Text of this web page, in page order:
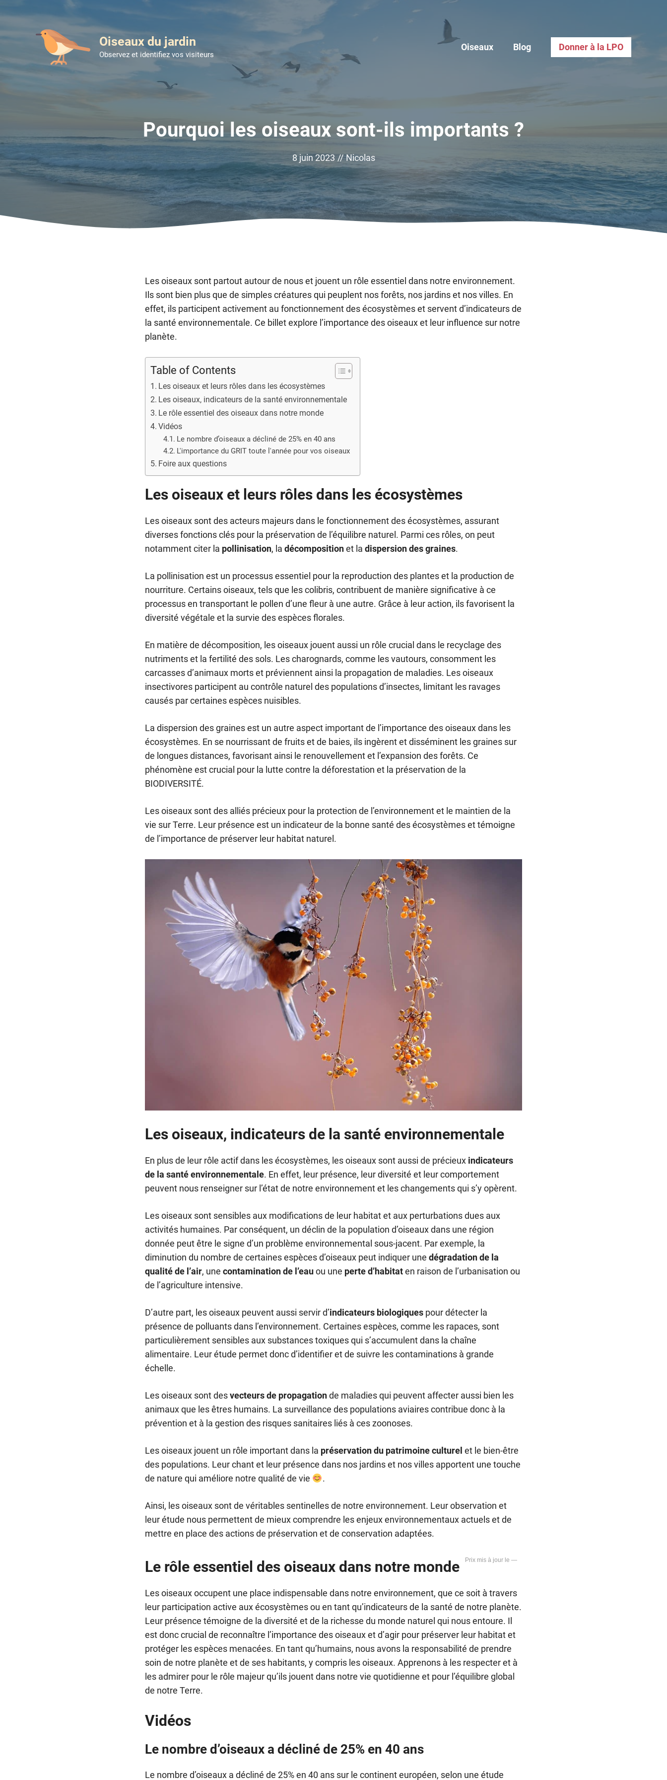
contenu
Oiseaux du jardin
Observez et identifiez vos visiteurs
Oiseaux Blog Donner à la LPO
Pourquoi les oiseaux sont-ils importants ?
8 juin 2023 // Nicolas
Les oiseaux sont partout autour de nous et jouent un rôle essentiel dans notre environnement.
Ils sont bien plus que de simples créatures qui peuplent nos forêts, nos jardins et nos villes. En
effet, ils participent activement au fonctionnement des écosystèmes et servent d’indicateurs de
la santé environnementale. Ce billet explore l’importance des oiseaux et leur influence sur notre
planète.
Table of Contents
Les oiseaux et leurs rôles dans les écosystèmes
Les oiseaux, indicateurs de la santé environnementale
Le rôle essentiel des oiseaux dans notre monde
Vidéos
Le nombre d’oiseaux a décliné de 25% en 40 ans
L'importance du GRIT toute l'année pour vos oiseaux
Foire aux questions
Les oiseaux et leurs rôles dans les écosystèmes
Les oiseaux sont des acteurs majeurs dans le fonctionnement des écosystèmes, assurant
diverses fonctions clés pour la préservation de l’équilibre naturel. Parmi ces rôles, on peut
notamment citer la pollinisation, la décompositionet la dispersion des graines.
La pollinisation est un processus essentiel pour la reproduction des plantes et la production de
nourriture. Certains oiseaux, tels que les colibris, contribuent de manière significative à ce
processus en transportant le pollen d’une fleur à une autre. Grâce à leur action, ils favorisent la
diversité végétale et la survie des espèces florales.
En matière de décomposition, les oiseaux jouent aussi un rôle crucial dans le recyclage des
nutriments et la fertilité des sols. Les charognards, comme les vautours, consomment les
carcasses d’animaux morts et préviennent ainsi la propagation de maladies. Les oiseaux
insectivores participent au contrôle naturel des populations d’insectes, limitant les ravages
causés par certaines espèces nuisibles.
La dispersion des graines est un autre aspect important de l’importance des oiseaux dans les
écosystèmes. En se nourrissant de fruits et de baies, ils ingèrent et disséminent les graines sur
de longues distances, favorisant ainsi le renouvellement et l’expansion des forêts. Ce
phénomène est crucial pour la lutte contre la déforestation et la préservation de la
BIODIVERSITÉ.
Les oiseaux sont des alliés précieux pour la protection de l’environnement et le maintien de la
vie sur Terre. Leur présence est un indicateur de la bonne santé des écosystèmes et témoigne
de l’importance de préserver leur habitat naturel.
Les oiseaux, indicateurs de la santé environnementale
En plus de leur rôle actif dans les écosystèmes, les oiseaux sont aussi de précieux indicateurs
de la santé environnementale. En effet, leur présence, leur diversité et leur comportement
peuvent nous renseigner sur l’état de notre environnement et les changements qui s’y opèrent.
Les oiseaux sont sensibles aux modifications de leur habitat et aux perturbations dues aux
activités humaines. Par conséquent, un déclin de la population d’oiseaux dans une région
donnée peut être le signe d’un problème environnemental sous-jacent. Par exemple, la
diminution du nombre de certaines espèces d’oiseaux peut indiquer une dégradation de la
qualité de l’air, une contamination de l’eauou une perte d’habitaten raison de l’urbanisation ou
de l’agriculture intensive.
D’autre part, les oiseaux peuvent aussi servir d’indicateurs biologiques pour détecter la
présence de polluants dans l’environnement. Certaines espèces, comme les rapaces, sont
particulièrement sensibles aux substances toxiques qui s’accumulent dans la chaîne
alimentaire. Leur étude permet donc d’identifier et de suivre les contaminations à grande
échelle.
Les oiseaux sont desvecteurs de propagationde maladies qui peuvent affecter aussi bien les
animaux que les êtres humains. La surveillance des populations aviaires contribue donc à la
prévention et à la gestion des risques sanitaires liés à ces zoonoses.
Les oiseaux jouent un rôle important dans la préservation du patrimoine culturel et le bien-être
des populations. Leur chant et leur présence dans nos jardins et nos villes apportent une touche
de nature qui améliore notre qualité de vie
.
Ainsi, les oiseaux sont de véritables sentinelles de notre environnement. Leur observation et
leur étude nous permettent de mieux comprendre les enjeux environnementaux actuels et de
mettre en place des actions de préservation et de conservation adaptées.
—
Le rôle essentiel des oiseaux dans notre monde
Les oiseaux occupent une place indispensable dans notre environnement, que ce soit à travers
leur participation active aux écosystèmes ou en tant qu’indicateurs de la santé de notre planète.
Leur présence témoigne de la diversité et de la richesse du monde naturel qui nous entoure. Il
est donc crucial de reconnaître l’importance des oiseaux et d’agir pour préserver leur habitat et
protéger les espèces menacées. En tant qu’humains, nous avons la responsabilité de prendre
soin de notre planète et de ses habitants, y compris les oiseaux. Apprenons à les respecter et à
les admirer pour le rôle majeur qu’ils jouent dans notre vie quotidienne et pour l’équilibre global
de notre Terre.
Vidéos
Le nombre d’oiseaux a décliné de 25% en 40 ans
Le nombre d’oiseaux a décliné de 25% en 40 ans sur le continent européen, selon une étude